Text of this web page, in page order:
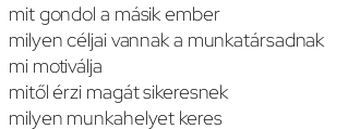
mit gondol a másik ember
milyen céljai vannak a munkatársadnak
mi motiválja
mitől érzi magát sikeresnek
milyen munkahelyet keres